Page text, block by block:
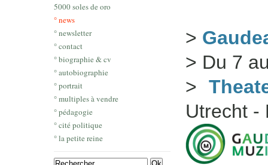
5000 soles de oro
° news
° newsletter
° contact
° biographie & cv
° autobiographie
° portrait
° multiples à vendre
° pédagogie
° cité politique
° la petite reine
>
> Du 7
>
Utrecht -